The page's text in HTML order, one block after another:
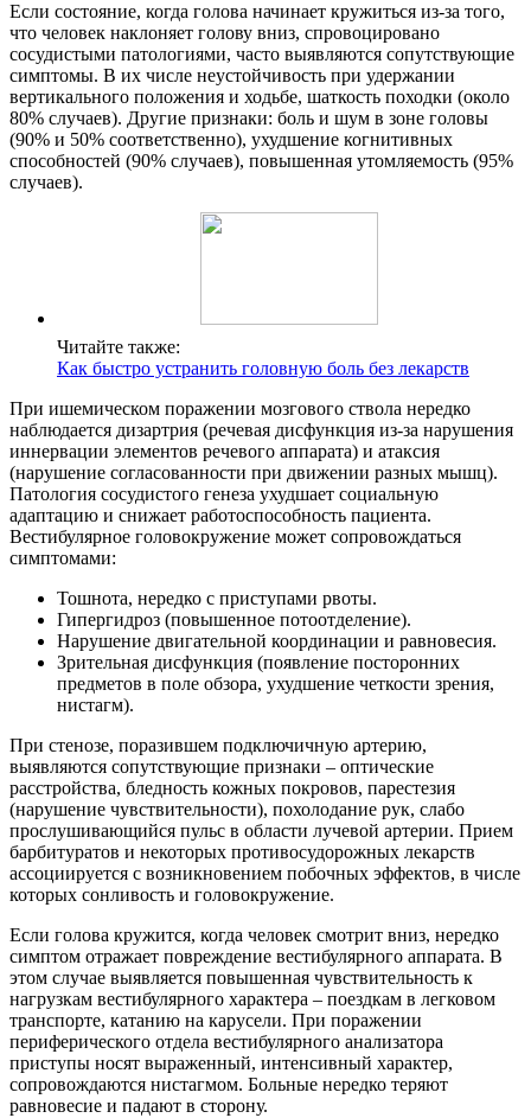
Если состояние, когда голова начинает кружиться из-за того,
что человек наклоняет голову вниз, спровоцировано
сосудистыми патологиями, часто выявляются сопутствующие
симптомы. В их числе неустойчивость при удержании
вертикального положения и ходьбе, шаткость походки (около
80% случаев). Другие признаки: боль и шум в зоне головы
(90% и 50% соответственно), ухудшение когнитивных
способностей (90% случаев), повышенная утомляемость (95%
случаев).
Читайте также:
Как быстро устранить головную боль без лекарств
При ишемическом поражении мозгового ствола нередко
наблюдается дизартрия (речевая дисфункция из-за нарушения
иннервации элементов речевого аппарата) и атаксия
(нарушение согласованности при движении разных мышц).
Патология сосудистого генеза ухудшает социальную
адаптацию и снижает работоспособность пациента.
Вестибулярное головокружение может сопровождаться
симптомами:
Тошнота, нередко с приступами рвоты.
Гипергидроз (повышенное потоотделение).
Нарушение двигательной координации и равновесия.
Зрительная дисфункция (появление посторонних
предметов в поле обзора, ухудшение четкости зрения,
нистагм).
При стенозе, поразившем подключичную артерию,
выявляются сопутствующие признаки – оптические
расстройства, бледность кожных покровов, парестезия
(нарушение чувствительности), похолодание рук, слабо
прослушивающийся пульс в области лучевой артерии. Прием
барбитуратов и некоторых противосудорожных лекарств
ассоциируется с возникновением побочных эффектов, в числе
которых сонливость и головокружение.
Если голова кружится, когда человек смотрит вниз, нередко
симптом отражает повреждение вестибулярного аппарата. В
этом случае выявляется повышенная чувствительность к
нагрузкам вестибулярного характера – поездкам в легковом
транспорте, катанию на карусели. При поражении
периферического отдела вестибулярного анализатора
приступы носят выраженный, интенсивный характер,
сопровождаются нистагмом. Больные нередко теряют
равновесие и падают в сторону.